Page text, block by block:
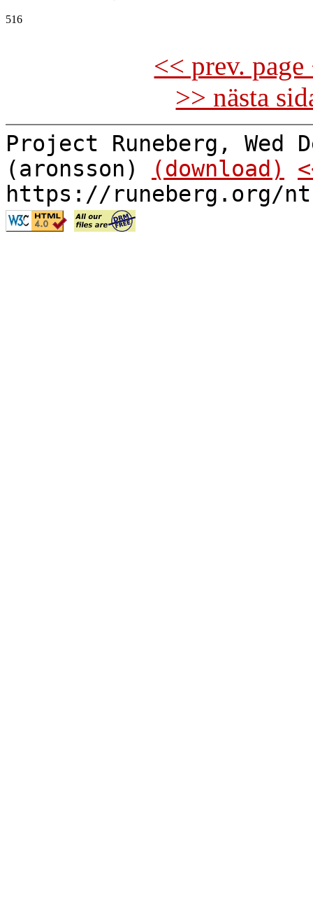
516
<< prev.
>> nästa
Project Runeberg, Wed
(aronsson)
(download)
https://runeberg.org/